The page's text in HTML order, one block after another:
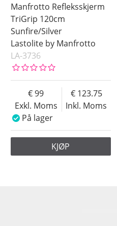
Manfrotto Refleksskjerm
TriGrip 120cm
Sunfire/Silver
Lastolite by Manfrotto
LA-3736
Exkl. Moms
99
Inkl. Moms
123.75
På lager
KJØP